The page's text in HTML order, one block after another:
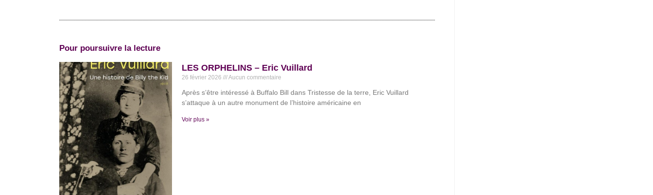
Pour poursuivre la lecture
LES ORPHELINS – Eric Vuillard
26 février 2026 Aucun commentaire
Après s’être intéressé à Buffalo Bill dans Tristesse de la terre, Eric Vuillard
s’attaque à un autre monument de l’histoire américaine en
Voir plus »